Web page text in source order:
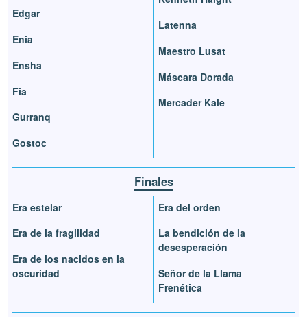
Edgar
Enia
Ensha
Fia
Gurranq
Gostoc
Latenna
Maestro Lusat
Máscara Dorada
Mercader Kale
Finales
Era estelar
Era de la fragilidad
Era de los nacidos en la
oscuridad
Era del orden
La bendición de la
desesperación
Señor de la Llama
Frenética